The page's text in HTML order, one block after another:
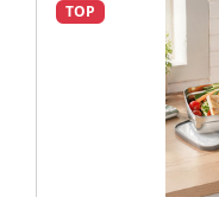
TOP